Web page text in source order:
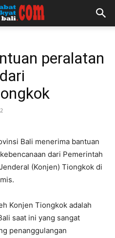
peralatan
Bali menerima bantuan
dari Pemerintah
(Konjen) Tiongkok di
Konjen Tiongkok adalah
saat ini yang sangat
penanggulangan